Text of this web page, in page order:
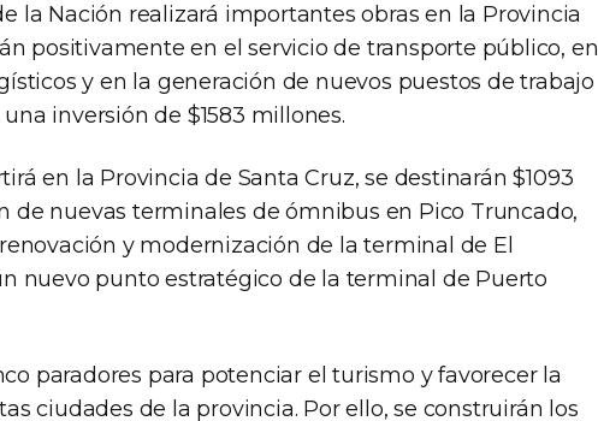
la Nación realizará importantes obras en la Provincia
positivamente en el servicio de transporte público, en
y en la generación de nuevos puestos de trabajo
inversión de $1583 millones.
en la Provincia de Santa Cruz, se destinarán $1093
de nuevas terminales de ómnibus en Pico Truncado,
y modernización de la terminal de El
nuevo punto estratégico de la terminal de Puerto
paradores para potenciar el turismo y favorecer la
ciudades de la provincia. Por ello, se construirán los